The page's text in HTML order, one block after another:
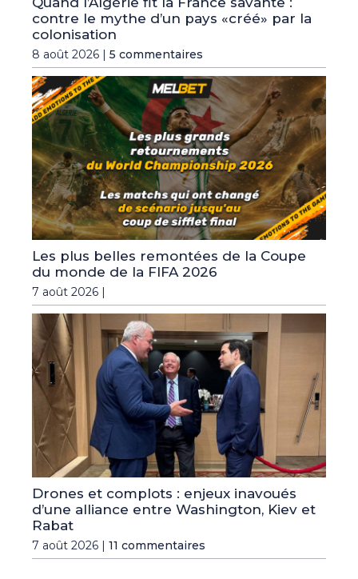
contre le mythe d’un pays «créé» par la
colonisation
8 août 2026 | 5 commentaires
Les plus belles remontées de la Coupe
du monde de la FIFA 2026
7 août 2026 |
Drones et complots : enjeux inavoués
d’une alliance entre Washington, Kiev et
Rabat
7 août 2026 | 11 commentaires